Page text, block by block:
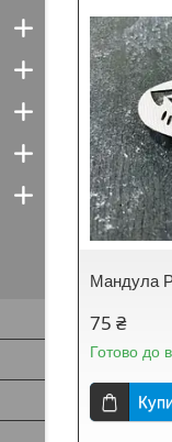
Мандула
75 ₴
Готово до